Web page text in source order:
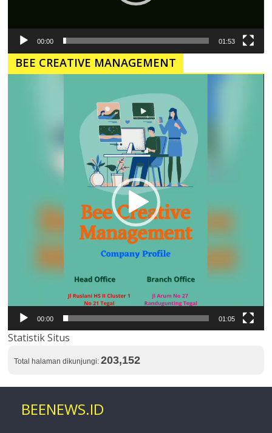
00:00 01:53
BEE CREATIVE MANAGEMENT
00:00 01:05
Statistik Situs
Total halaman dikunjungi:203,152
BEENEWS.ID